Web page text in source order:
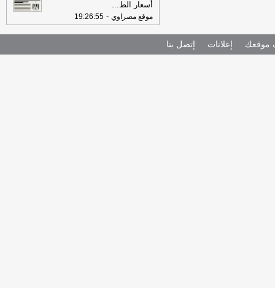
أسعار الط...
موقع مصراوي -
19:26:55
موقعك إعلانات إتصل بنا